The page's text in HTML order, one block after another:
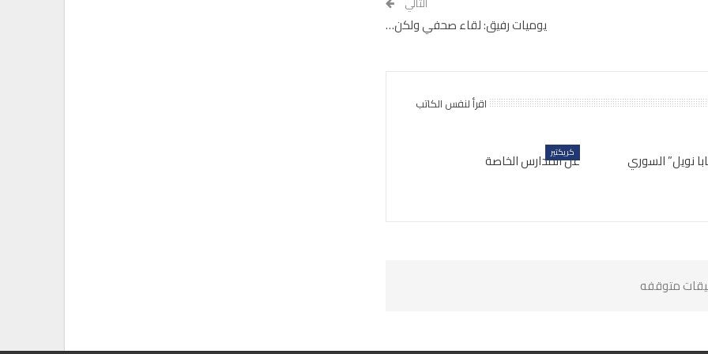
يوميات رفيق: لقاء صحفي ولكن…
اقرأ لنفس الكاتب
نويل” السوري كريكتير
عن المدارس الخاصة
متوقفه